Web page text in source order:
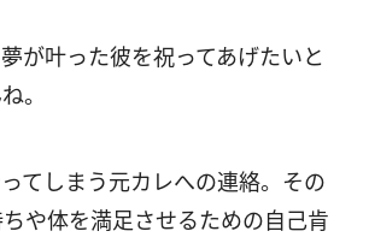
が叶った彼を祝ってあげたいと
。
てしまう元カレへの連絡。その
や体を満足させるための自己肯